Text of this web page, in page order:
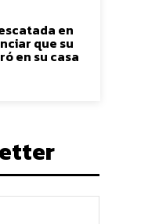
en
que su
en su casa